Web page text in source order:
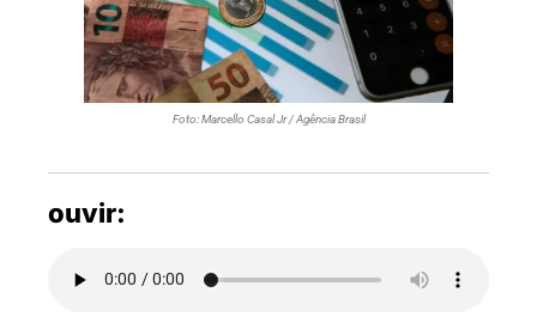
Foto: Marcello Casal Jr / Agência Brasil
ouvir: